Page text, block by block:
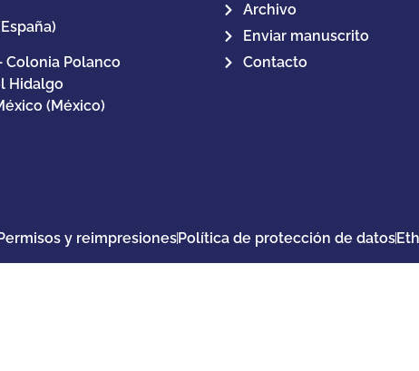
Colonia Polanco
Hidalgo
(México)
Archivo
Enviar manuscrito
Contacto
y reimpresionesPolítica de protección de datos